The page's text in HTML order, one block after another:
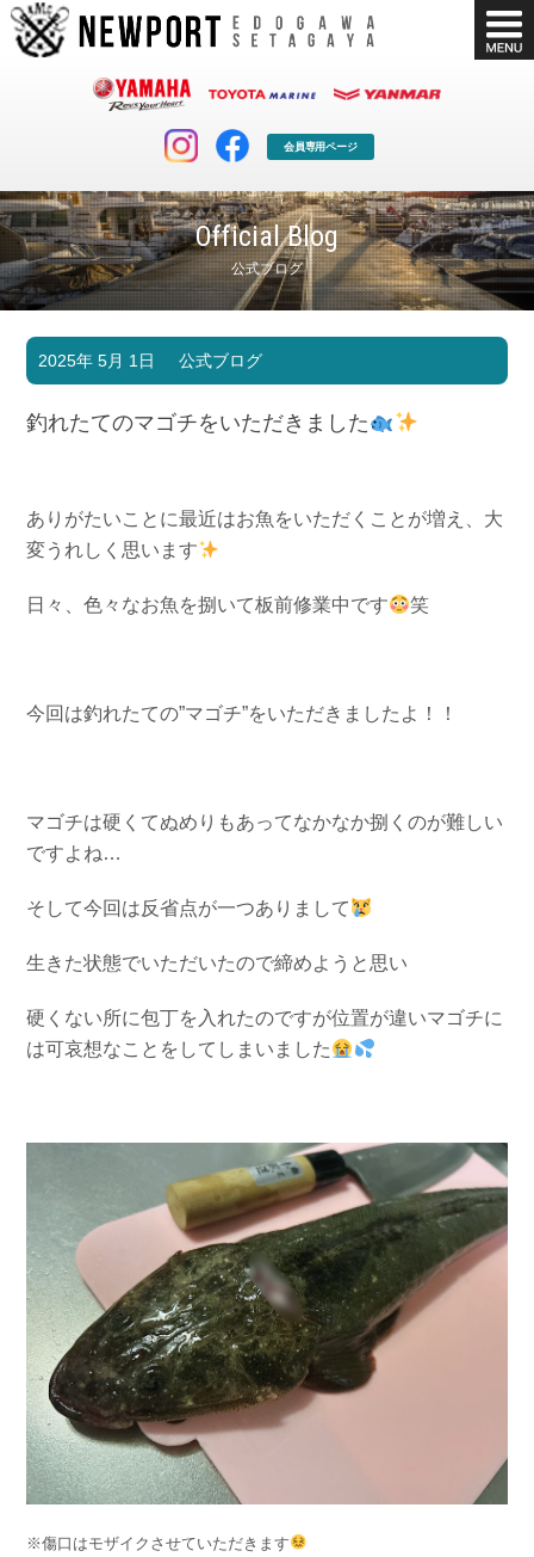
会員専用ページ
Official Blog
公式ブログ
マリンクラブ
マリンライフを堪能したい！
ボート販売
ボート免許
長年の実績と信頼！
シースタイル
Sea-Style
お問い合わせ
2025年 5月 1日 公式ブログ
釣れたてのマゴチをいただきました
ありがたいことに最近はお魚をいただくことが増え、大
変うれしく思います
日々、色々なお魚を捌いて板前修業中です 笑
今回は釣れたての”マゴチ”をいただきましたよ！！
マゴチは硬くてぬめりもあってなかなか捌くのが難しい
ですよね…
そして今回は反省点が一つありまして
生きた状態でいただいたので締めようと思い
硬くない所に包丁を入れたのですが位置が違いマゴチに
は可哀想なことをしてしまいました
※傷口はモザイクさせていただきます